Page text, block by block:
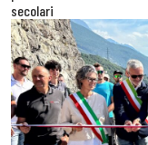
secolari